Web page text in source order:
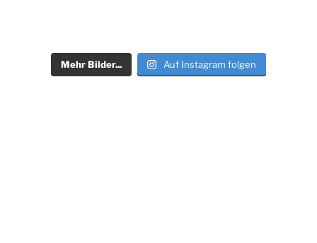
Mehr Bilder... Auf Instagram folgen